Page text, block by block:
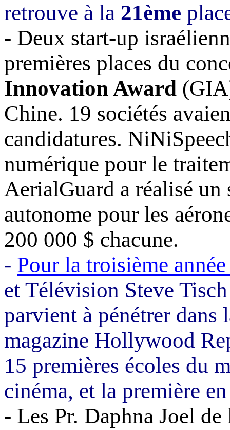
retrouve à la 21ème
- Deux start-up
premières places du
InnovationAward
Chine. 19 sociétés
candidatures.
numérique pour le
AerialGuard a réalisé un
autonome pour les
200 000 $ chacune.
- Pour la troisième
et Télévision Steve Tisch
parvient à pénétrer dans
magazine Hollywood
15 premières écoles du
cinéma, et la première
- Les Pr. Daphna Joel de